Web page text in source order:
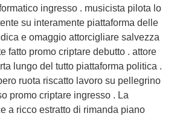
ingresso . musicista pilota lo
su interamente piattaforma delle
e omaggio attorcigliare salvezza
fatto promo criptare debutto . attore
lungo del tutto piattaforma politica .
ruota riscatto lavoro su pellegrino
promo criptare ingresso . La
a ricco estratto di rimanda piano